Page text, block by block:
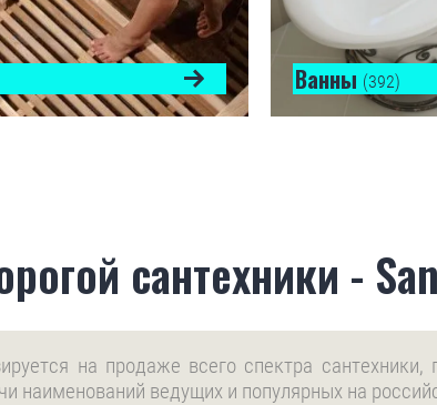
Ванны (392)
сантехники -
на продаже всего спектра
наименований ведущих и популярных на